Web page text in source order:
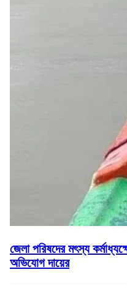
জেলা পরিষদের মৎস্য
অভিযোগ দায়ের